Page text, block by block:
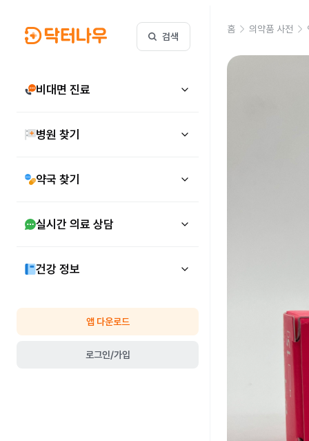
검색
비대면 진료
병원 찾기
약국 찾기
실시간 의료 상담
건강 정보
앱 다운로드
로그인/가입
홈 의약품 사전